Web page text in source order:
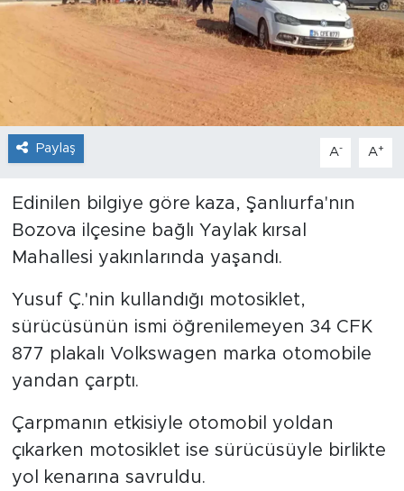
Paylaş A- A+
Edinilen bilgiye göre kaza, Şanlıurfa'nın
Bozova ilçesine bağlı Yaylak kırsal
Mahallesi yakınlarında yaşandı.
Yusuf Ç.'nin kullandığı motosiklet,
sürücüsünün ismi öğrenilemeyen 34 CFK
877 plakalı Volkswagen marka otomobile
yandan çarptı.
Çarpmanın etkisiyle otomobil yoldan
çıkarken motosiklet ise sürücüsüyle birlikte
yol kenarına savruldu.